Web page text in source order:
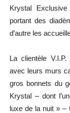
Krystal
portant des
d’autre les
La clientèle
avec leurs murs
gros bonnets du
Krystal – dont
luxe de la nuit » –